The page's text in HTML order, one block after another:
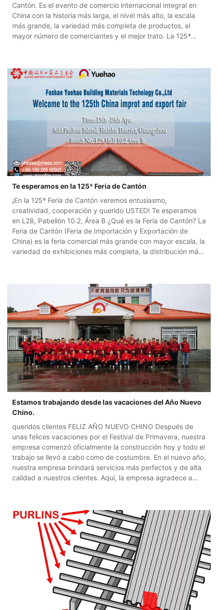
Cantón. Es el evento de comercio internacional integral en
China con la historia más larga, el nivel más alto, la escala
más grande, la variedad más completa de productos, el
mayor número de comerciantes y el mejor trato. La 125ª
Pazhou, No. 380, Yuejiang Middle Roa
Te esperamos en la 125ª Feria de Cantón
¡En la 125ª Feria de Cantón veremos entusiasmo,
creatividad, cooperación y querido USTED! Te esperamos
en L28, Pabellón 10.2, Área B ¿Qué es la Feria de Cantón? La
Feria de Cantón (Feria de Importación y Exportación de
China) es la feria comercial más grande con mayor escala, la
variedad de exhibiciones más completa, la distribución más
25.000 expositores y alrededor
Estamos trabajando desde las vacaciones del Año Nuevo
Chino.
queridos clientes FELIZ AÑO NUEVO CHINO Después de
unas felices vacaciones por el Festival de Primavera, nuestra
empresa comenzó oficialmente la construcción hoy y todo el
trabajo se llevó a cabo como de costumbre. En el nuevo año,
nuestra empresa brindará servicios más perfectos y de alta
calidad a nuestros clientes. Aquí, la empresa agradece a